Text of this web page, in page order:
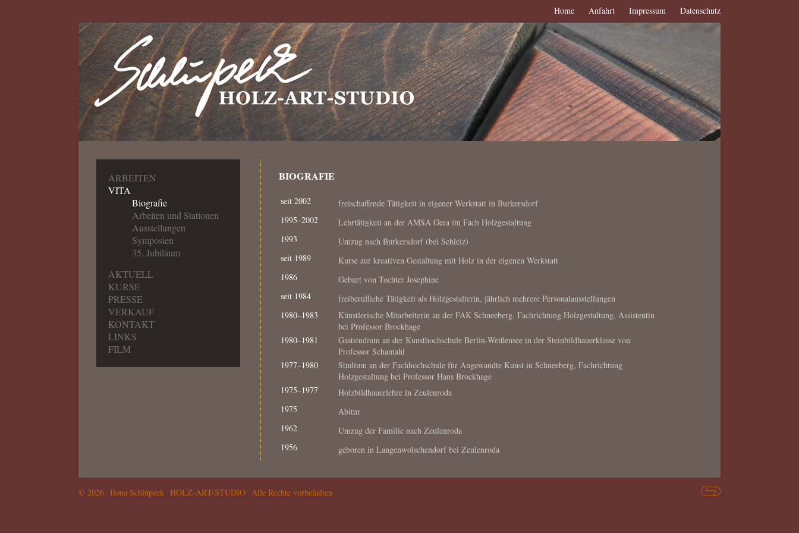
Home Anfahrt Impressum Datenschutz
ARBEITEN
VITA
Biografie
Arbeiten und Stationen
Ausstellungen
Symposien
35. Jubiläum
AKTUELL
KURSE
PRESSE
VERKAUF
KONTAKT
LINKS
FILM
BIOGRAFIE
seit 2002
freischaffende Tätigkeit in eigener Werkstatt in Burkersdorf
1995–2002
Lehrtätigkeit an der AMSA Gera im Fach Holzgestaltung
1993
Umzug nach Burkersdorf (bei Schleiz)
seit 1989
Kurse zur kreativen Gestaltung mit Holz in der eigenen Werkstatt
1986
Geburt von Tochter Josephine
seit 1984
freiberufliche Tätigkeit als Holzgestalterin, jährlich mehrere Personalausstellungen
1980–1983
Künstlerische Mitarbeiterin an der FAK Schneeberg, Fachrichtung Holzgestaltung, Assistentin
bei Professor Brockhage
1980–1981
Gaststudium an der Kunsthochschule Berlin-Weißensee in der Steinbildhauerklasse von
Professor Schamahl
1977–1980
Studium an der Fachhochschule für Angewandte Kunst in Schneeberg, Fachrichtung
Holzgestaltung bei Professor Hans Brockhage
1975–1977
Holzbildhauerlehre in Zeulenroda
1975
Abitur
1962
Umzug der Familie nach Zeulenroda
1956
geboren in Langenwolschendorf bei Zeulenroda
© 2026 Ilona Schlupeck HOLZ-ART-STUDIO Alle Rechte vorbehalten